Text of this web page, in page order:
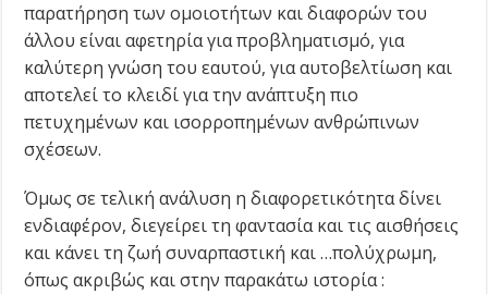
παρατήρηση των ομοιοτήτων και διαφορών του
άλλου είναι αφετηρία για προβληματισμό, για
καλύτερη γνώση του εαυτού, για αυτοβελτίωση και
αποτελεί το κλειδί για την ανάπτυξη πιο
πετυχημένων και ισορροπημένων ανθρώπινων
σχέσεων.
Όμως σε τελική ανάλυση η διαφορετικότητα δίνει
ενδιαφέρον, διεγείρει τη φαντασία και τις αισθήσεις
και κάνει τη ζωή συναρπαστική και …πολύχρωμη,
όπως ακριβώς και στην παρακάτω ιστορία :